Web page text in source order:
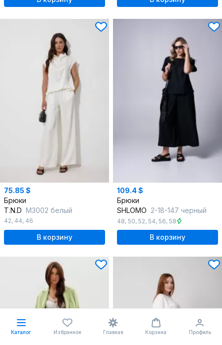
75.85 $
Брюки
T.N.D М3002 белый
42, 44, 46
В корзину
109.4 $
Брюки
SHLOMO 2-18-147 черный
48, 50, 52, 54, 56, 58
В корзину
Каталог Избранное Главная Корзина Профиль